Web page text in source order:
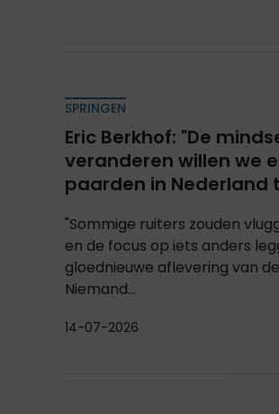
SPRINGEN
Eric Berkhof: "De
veranderen willen we
paarden in Nederland
"Sommige ruiters zouden
en de focus op iets anders
gloednieuwe aflevering van
Niemand...
14-07-2026